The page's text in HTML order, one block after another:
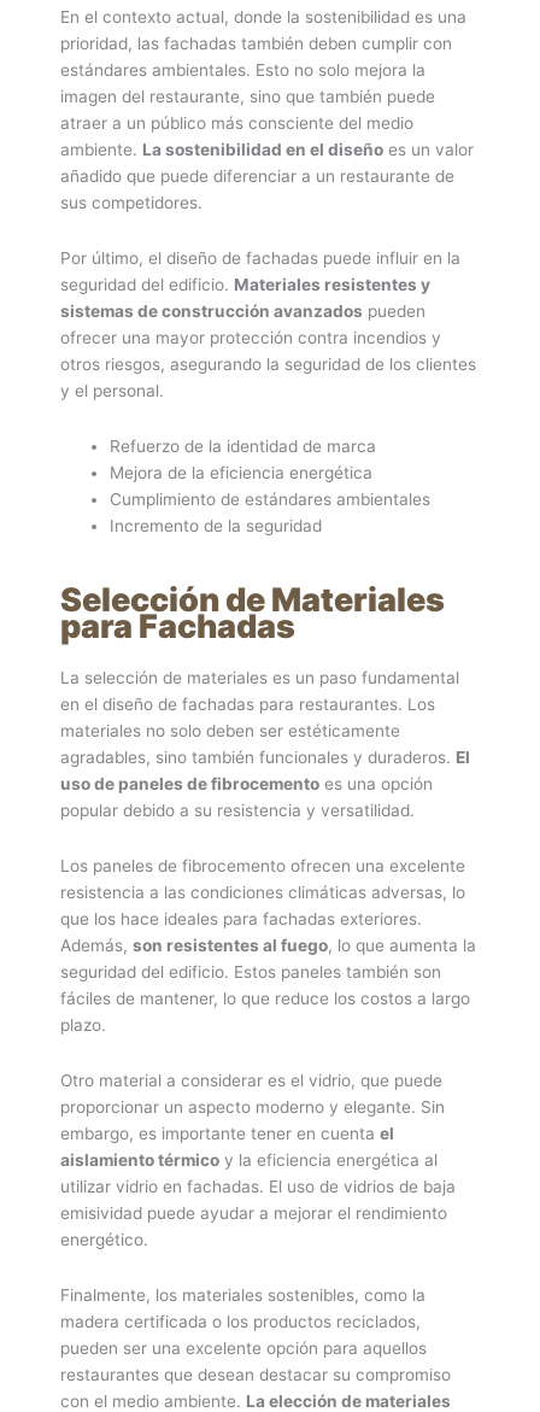
En el contexto actual, donde la sostenibilidad es una
prioridad, las fachadas también deben cumplir con
estándares ambientales. Esto no solo mejora la
imagen del restaurante, sino que también puede
atraer a un público más consciente del medio
ambiente. La sostenibilidad en el diseño es un valor
añadido que puede diferenciar a un restaurante de
sus competidores.
Por último, el diseño de fachadas puede influir en la
seguridad del edificio. Materiales resistentes y
sistemas de construcción avanzados pueden
ofrecer una mayor protección contra incendios y
otros riesgos, asegurando la seguridad de los clientes
y el personal.
Refuerzo de la identidad de marca
Mejora de la eficiencia energética
Cumplimiento de estándares ambientales
Incremento de la seguridad
Selección de Materiales
para Fachadas
La selección de materiales es un paso fundamental
en el diseño de fachadas para restaurantes. Los
materiales no solo deben ser estéticamente
agradables, sino también funcionales y duraderos. El
uso de paneles de fibrocemento es una opción
popular debido a su resistencia y versatilidad.
Los paneles de fibrocemento ofrecen una excelente
resistencia a las condiciones climáticas adversas, lo
que los hace ideales para fachadas exteriores.
Además, son resistentes al fuego, lo que aumenta la
seguridad del edificio. Estos paneles también son
fáciles de mantener, lo que reduce los costos a largo
plazo.
Otro material a considerar es el vidrio, que puede
proporcionar un aspecto moderno y elegante. Sin
embargo, es importante tener en cuenta el
aislamiento térmico y la eficiencia energética al
utilizar vidrio en fachadas. El uso de vidrios de baja
emisividad puede ayudar a mejorar el rendimiento
energético.
Finalmente, los materiales sostenibles, como la
madera certificada o los productos reciclados,
pueden ser una excelente opción para aquellos
restaurantes que desean destacar su compromiso
con el medio ambiente. La elección de materiales